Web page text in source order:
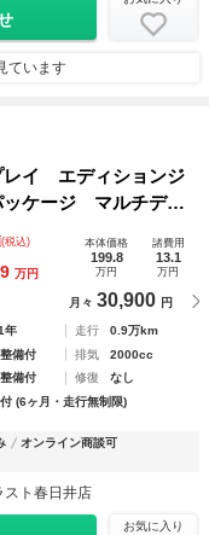
ています
イ エディションジ
ッケージ マルチディ
アルミホイール 純
証付 禁煙車 ＬＥＤ
ル
(税込)
9 万円
本体価格
199.8
万円
諸費用
13.1
万円
月々 30,900 円
年 走行
0.9万km
備付 排気
2000cc
備付 修復
なし
(6ヶ月・走行無制限)
オンライン商談可
ト春日井店
お気に入り